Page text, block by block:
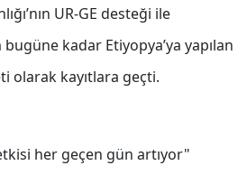
UR-GE desteği ile
kadar Etiyopya’ya yapılan
olarak kayıtlara geçti.
her geçen gün artıyor"